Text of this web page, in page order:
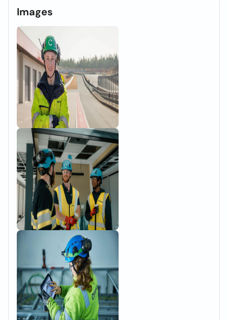
Images